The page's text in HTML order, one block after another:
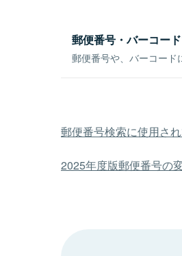
郵便番号・バーコー
郵便番号や、バーコード
郵便番号検索に使用さ
2025年度版郵便番号の